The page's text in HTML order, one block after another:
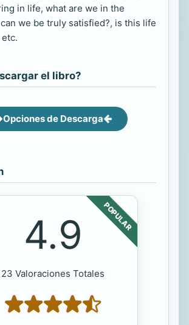
in life, what are we in the
we be truly satisfied?, is this life
el libro?
Opciones de Descarga
POPULAR
4.9
23 Valoraciones Totales